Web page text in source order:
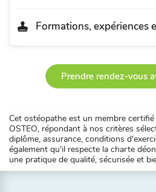
Formations, expériences
Prendre rendez-vous
Cet ostéopathe est un membre
OSTEO, répondant à nos critères
diplôme, assurance, conditions
également qu'il respecte la charte
une pratique de qualité, sécurisée et